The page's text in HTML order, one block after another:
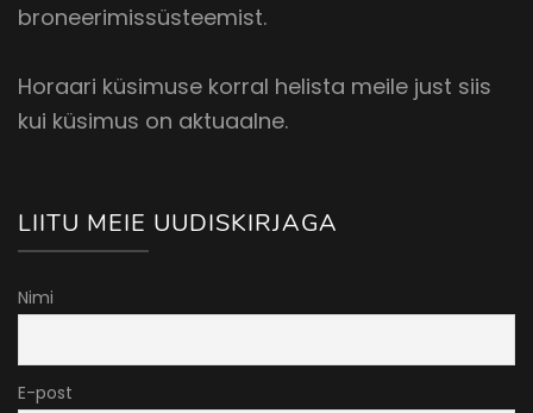
broneerimissüsteemist.
Horaari küsimuse korral helista meile just siis
kui küsimus on aktuaalne.
LIITU MEIE UUDISKIRJAGA
Nimi
E-post